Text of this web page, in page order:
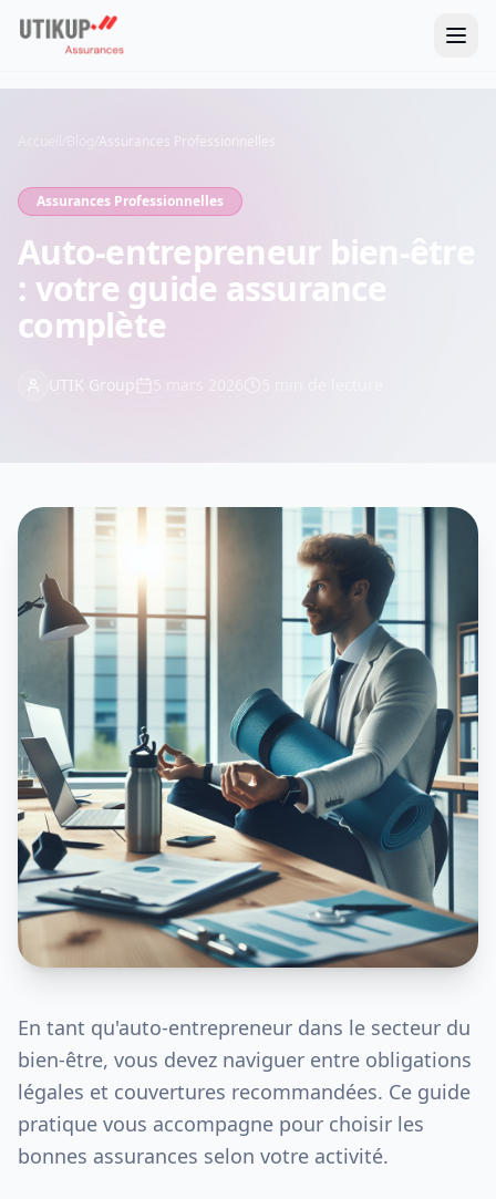
Assurances Professionnelles
Assurances Professionnelles
Auto-entrepreneur bien-être
: votre guide assurance
complète
UTIK Group
En tant qu'auto-entrepreneur dans le secteur du
bien-être, vous devez naviguer entre obligations
légales et couvertures recommandées. Ce guide
pratique vous accompagne pour choisir les
bonnes assurances selon votre activité.